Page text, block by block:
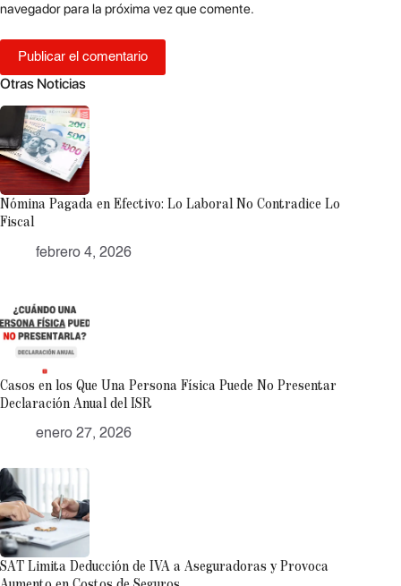
navegador para la próxima vez que comente.
Publicar el comentario
Otras Noticias
Nómina Pagada en Efectivo: Lo Laboral No Contradice Lo
Fiscal
febrero 4, 2026
Casos en los Que Una Persona Física Puede No Presentar
Declaración Anual del ISR
enero 27, 2026
SAT Limita Deducción de IVA a Aseguradoras y Provoca